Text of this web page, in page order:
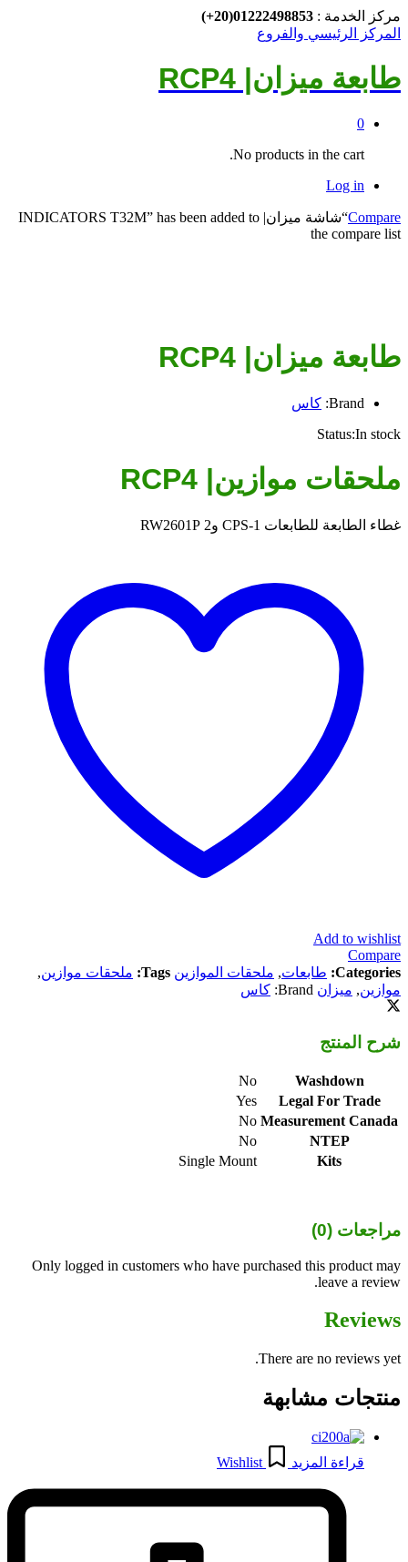
مركز الخدمة : 01222498853(20+)
المركز الرئيسي والفروع
طابعة ميزان| RCP4
0
No products in the cart.
Log in
Compare
“شاشة ميزان| INDICATORS T32M” has been added to
the compare list
طابعة ميزان| RCP4
Brand: كاس
Status:In stock
ملحقات موازين| RCP4
غطاء الطابعة للطابعات CPS-1 و2 RW2601P
Add to wishlist
Compare
Categories: طابعات, ملحقات الموازين Tags: ملحقات موازين,
موازين, ميزان Brand: كاس
شرح المنتج
Washdown
No
Legal For Trade
Yes
Measurement Canada
No
NTEP
No
Kits
Single Mount
مراجعات (0)
Only logged in customers who have purchased this product may
leave a review.
Reviews
There are no reviews yet.
منتجات مشابهة
قراءة المزيد Wishlist